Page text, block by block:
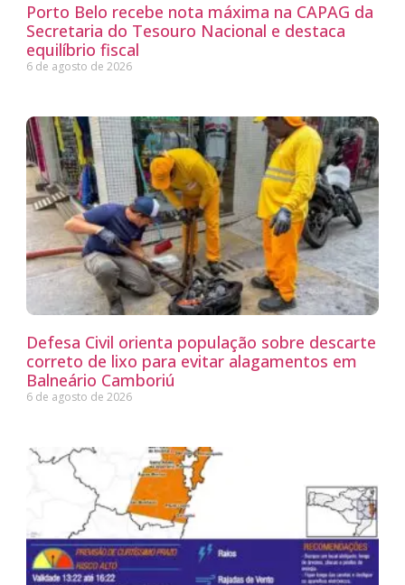
Porto Belo recebe nota máxima na CAPAG da
Secretaria do Tesouro Nacional e destaca
equilíbrio fiscal
6 de agosto de 2026
Defesa Civil orienta população sobre descarte
correto de lixo para evitar alagamentos em
Balneário Camboriú
6 de agosto de 2026